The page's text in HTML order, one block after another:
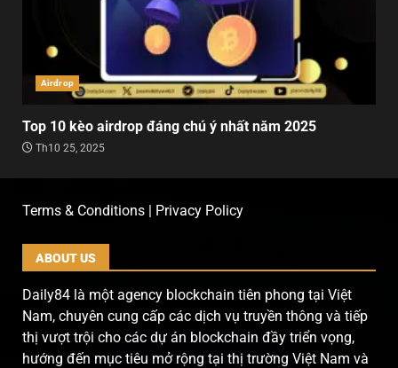
Airdrop
Top 10 kèo airdrop đáng chú ý nhất năm 2025
Th10 25, 2025
Terms & Conditions | Privacy Policy
ABOUT US
Daily84 là một agency blockchain tiên phong tại Việt
Nam, chuyên cung cấp các dịch vụ truyền thông và tiếp
thị vượt trội cho các dự án blockchain đầy triển vọng,
hướng đến mục tiêu mở rộng tại thị trường Việt Nam và